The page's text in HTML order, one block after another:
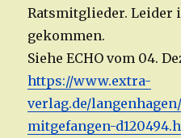
Ratsmitglieder. Leider
gekommen.
Siehe ECHO vom 04.
https://www.extra-
verlag.de/
mitgefangen-